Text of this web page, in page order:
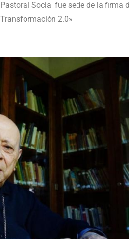
Pastoral Social fue sede de la firma
Transformación 2.0»